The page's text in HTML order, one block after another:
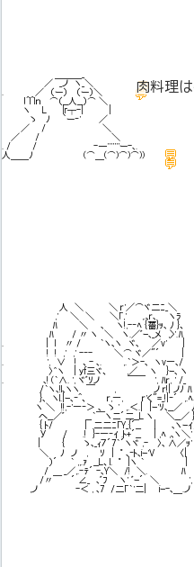
💬
💬
💬
💬
肉料理は
／ _ノ ヽ_＼
. ／ （ー） （ー）＼
ｌ^l^lｎ ⌒（__人__）⌒ ＼ ＿人＿
ヽ L
ゝ ﾉ `ー‐' ／
／ /
／ / ＼ ￣￣￣￣￣Ｙ￣￣
. / / -一'''''''ー
人＿＿ﾉ (⌒＿(⌒)⌒)⌒)) 金糸雀
今日は
＿/＼／＼/＼／|
＼ ／ ⌒ゞ'
／ ＼ と
￣|／＼/
人 ＼ ＼ ｒ'／⌒ヾ二ﾆ_＼
,' ＼ ＼ ＼「,' ,.､ｒ､ ヽﾗ
ﾊ ＼ ､ ヽ!,-‐ﾍ {薔}ｯ､ ﾉ }、
ﾊ / 〃 ヽ ＼ ヽ.／ﾞｰ､_メ ,>'.ﾊ
. | l 〃 / ｀ヽ､ヽ ヾ､ ／
! ! ,' ,' -‐- ＼⌒ ヾ／"´ |
. ', ∨ ! 、- ､. ,.｀＞-､ ヽv―､/
〉＾ヽ | ｙf三ヾ、 ,／ ヽ }ｰ､ ヽ
. ､! (｀∧. ', ヾﾞｿノ ￣￣ ', ﾊｒ, ' /_
/｀ヽ､!l､ヽヽ ￣ , ノ ｒ!| ノﾉ ﾊ
}､ ヽl.|ｰ､‐^、 ｒ,―, ｒ'く"=_!|‐´ ,.ﾍ
ヽ ＼ !!,-'―‐＞ ､ ゝ ' ,.＜.| |ｰ'ｿ､
へ__／ﾞ __｀￣ヽニ´二__L ヽ
{ ﾄ/ | 二二ﾆ「Y_{´__ | ､ヽｰｲ
У / .! }-―‐ｲ .ﾄ+´__ | ,ﾍ ,
| { ゝ､_ｨ７´7｀´ヽヾ ,- 〉､ ∧／ｯ'
＼ ﾉ ノ , ｿ | ﾟ ､‐ﾄ､iｰ'V 〈|
）´ ｀ ,,.ｧ __L、l. ﾟ |ヽ ｀ |
/ _／,.-ﾃ´ -､Y＼ /! ＼. ﾊ
/〃￣ ´ ∠_ ､ﾞﾌ ヽ' ﾞｰ´ ＼ ',
,ノ -＜ , ､7 /二「｀'二| iｰ-､＿.ノ